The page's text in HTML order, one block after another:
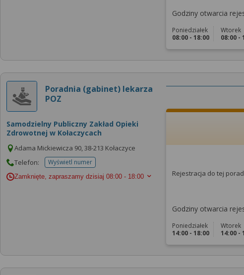
Godziny otwarcia
Poniedziałek
08:00 - 18:00
Wtorek
08:00 -
Poradnia (gabinet) lekarza
POZ
Samodzielny Publiczny Zakład Opieki
Zdrowotnej w Kołaczycach
Adama Mickiewicza 90, 38-213 Kołaczyce
Telefon:
Wyświetl numertelefonu do placowki
Zamknięte, zapraszamy dzisiaj 08:00 - 18:00 Rejestracja do tej
Godziny otwarcia
Poniedziałek
14:00 - 18:00
Wtorek
14:00 -